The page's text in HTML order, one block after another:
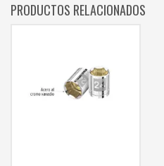
PRODUCTOS RELACIONADOS